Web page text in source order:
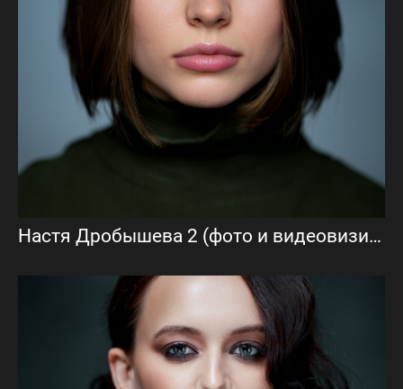
Настя Дробышева 2 (фото и видеовизитка)